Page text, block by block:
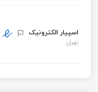
اسپیار الکترونیک
تهران